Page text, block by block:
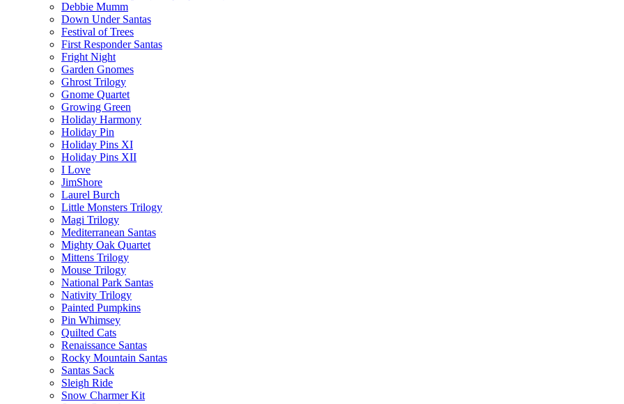
Debbie Mumm
Down Under Santas
Festival of Trees
First Responder Santas
Fright Night
Garden Gnomes
Ghrost Trilogy
Gnome Quartet
Growing Green
Holiday Harmony
Holiday Pin
Holiday Pins XI
Holiday Pins XII
I Love
JimShore
Laurel Burch
Little Monsters Trilogy
Magi Trilogy
Mediterranean Santas
Mighty Oak Quartet
Mittens Trilogy
Mouse Trilogy
National Park Santas
Nativity Trilogy
Painted Pumpkins
Pin Whimsey
Quilted Cats
Renaissance Santas
Rocky Mountain Santas
Santas Sack
Sleigh Ride
Snow Charmer Kit